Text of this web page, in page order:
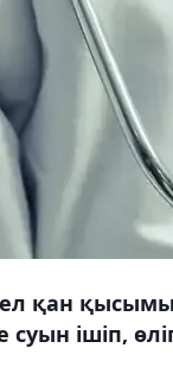
қан
суын ішіп,